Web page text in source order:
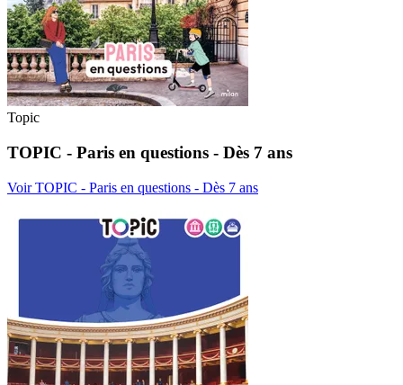
Topic
TOPIC - Paris en questions - Dès 7 ans
Voir TOPIC - Paris en questions - Dès 7 ans